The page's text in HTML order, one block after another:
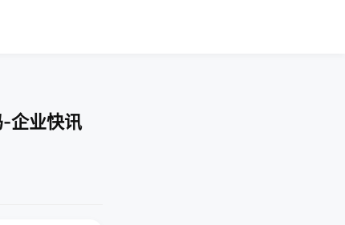
企业快讯